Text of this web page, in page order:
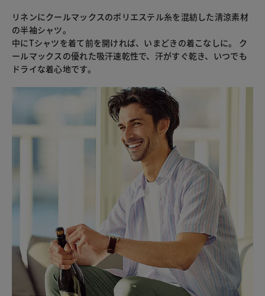
リネンにクールマックスのポリエステル糸を混紡した清涼素材
の半袖シャツ。
中にTシャツを着て前を開ければ、いまどきの着こなしに。 ク
ールマックスの優れた吸汗速乾性で、汗がすぐ乾き、いつでも
ドライな着心地です。